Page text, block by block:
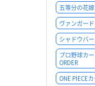
五等分の花
ヴァンガード
シャドウバ
プロ野球カ
ORDER
ONE PIECE